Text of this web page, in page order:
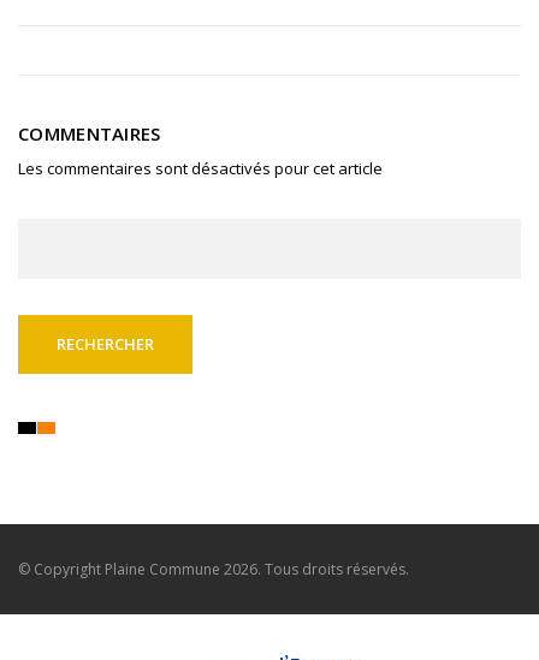
COMMENTAIRES
Les commentaires sont désactivés pour cet article
© Copyright Plaine Commune 2026. Tous droits réservés.